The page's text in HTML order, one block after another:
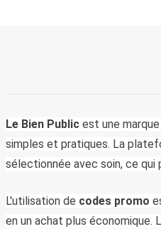
Le Bien Public est une
simples et pratiques. La
sélectionnée avec soin, ce
L'utilisation de codes promo
en un achat plus économique.